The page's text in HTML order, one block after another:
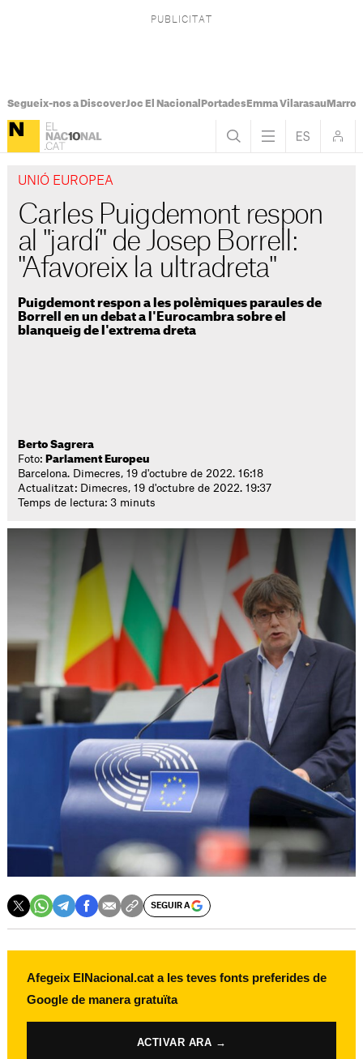
Segueix-nos a DiscoverJoc El Nacional PortadesEmma Vilarasau
UNIÓ EUROPEA
Carles Puigdemont respon
al "jardí" de Josep Borrell:
"Afavoreix la ultradreta"​
Puigdemont respon a les polèmiques paraules de
Borrell en un debat a l'Eurocambra sobre el
blanqueig de l'extrema dreta
Berto Sagrera
Foto: Parlament Europeu
Barcelona. Dimecres, 19 d'octubre de 2022. 16:18
Actualitzat: Dimecres, 19 d'octubre de 2022. 19:37
Temps de lectura: 3 minuts
SEGUIR A
Afegeix ElNacional.cat a les teves fonts preferides de
Google de manera gratuïta
ACTIVAR ARA →